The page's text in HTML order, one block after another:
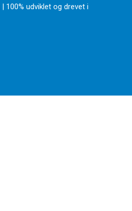
| 100% udviklet og drevet i